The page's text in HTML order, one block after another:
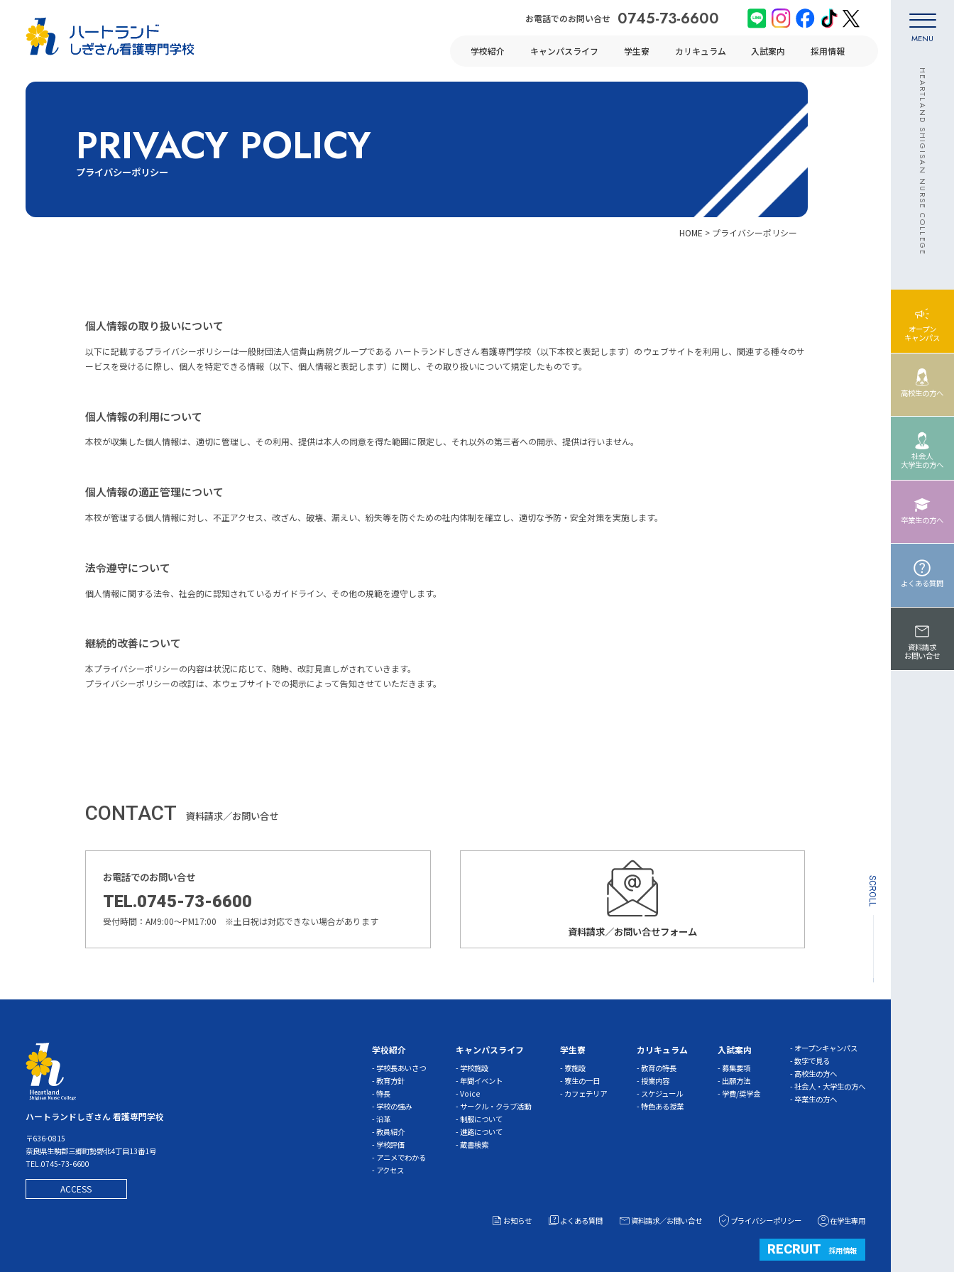
お電話でのお問い合せ 0745-73-6600
学校紹介 キャンパスライフ 学生寮 カリキュラム 入試案内 採用情報
MENU
HEARTLAND SHIGISAN NURSE COLLEGE
オープン
キャンパス
高校生の方へ
社会人
大学生の方へ
卒業生の方へ
よくある質問
資料請求
お問い合せ
PRIVACY POLICY
プライバシーポリシー
SCROLL
HOME > プライバシーポリシー
個人情報の取り扱いについて
以下に記載するプライバシーポリシーは一般財団法人信貴山病院グループである ハートランドしぎさん看護専門学校（以下本校と表記します）のウェブサイトを利用し、関連する種々のサ
ービスを受けるに際し、個人を特定できる情報（以下、個人情報と表記します）に関し、その取り扱いについて規定したものです。
個人情報の利用について
本校が収集した個人情報は、適切に管理し、その利用、提供は本人の同意を得た範囲に限定し、それ以外の第三者への開示、提供は行いません。
個人情報の適正管理について
本校が管理する個人情報に対し、不正アクセス、改ざん、破壊、漏えい、紛失等を防ぐための社内体制を確立し、適切な予防・安全対策を実施します。
法令遵守について
個人情報に関する法令、社会的に認知されているガイドライン、その他の規範を遵守します。
継続的改善について
本プライバシーポリシーの内容は状況に応じて、随時、改訂見直しがされていきます。
プライバシーポリシーの改訂は、本ウェブサイトでの掲示によって告知させていただきます。
CONTACT 資料請求／お問い合せ
お電話でのお問い合せ
TEL.0745-73-6600
受付時間：AM9:00〜PM17:00 ※土日祝は対応できない場合があります
資料請求／お問い合せフォーム
ハートランドしぎさん 看護専門学校
〒636-0815
奈良県生駒郡三郷町勢野北4丁目13番1号
TEL.0745-73-6600
ACCESS
学校紹介
学校長あいさつ
教育方針
特長
学校の強み
沿革
教員紹介
学校評価
アニメでわかる
アクセス
キャンパスライフ
学校施設
年間イベント
Voice
サークル・クラブ活動
制服について
進路について
蔵書検索
学生寮
寮施設
寮生の一日
カフェテリア
カリキュラム
教育の特長
授業内容
スケジュール
特色ある授業
入試案内
募集要項
出願方法
学費/奨学金
オープンキャンパス
数字で見る
高校生の方へ
社会人・大学生の方へ
卒業生の方へ
お知らせ よくある質問 資料請求／お問い合せ プライバシーポリシー 在学生専用
RECRUIT 採用情報